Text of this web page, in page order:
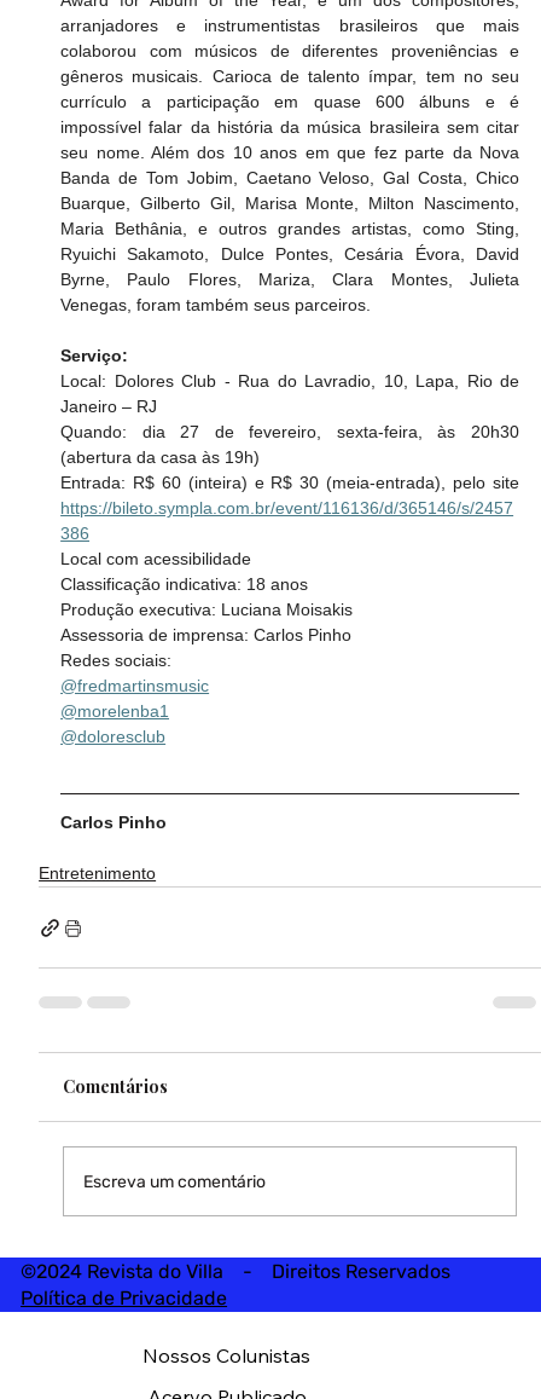
arranjadores e instrumentistas brasileiros que mais
colaborou com músicos de diferentes proveniências e
gêneros musicais. Carioca de talento ímpar, tem no seu
currículo a participação em quase 600 álbuns e é
impossível falar da história da música brasileira sem citar
seu nome. Além dos 10 anos em que fez parte da Nova
Banda de Tom Jobim, Caetano Veloso, Gal Costa, Chico
Buarque, Gilberto Gil, Marisa Monte, Milton Nascimento,
Maria Bethânia, e outros grandes artistas, como Sting,
Ryuichi Sakamoto, Dulce Pontes, Cesária Évora, David
Byrne, Paulo Flores, Mariza, Clara Montes, Julieta
Venegas, foram também seus parceiros.
Serviço:
Local: Dolores Club - Rua do Lavradio, 10, Lapa, Rio de
Janeiro – RJ
Quando: dia 27 de fevereiro, sexta-feira, às 20h30
(abertura da casa às 19h)
https://bileto.sympla.com.br/event/116136/d/365146/s/2457
386
Local com acessibilidade
Classificação indicativa: 18 anos
Produção executiva: Luciana Moisakis
Assessoria de imprensa: Carlos Pinho
Redes sociais:
@fredmartinsmusic
@morelenba1
@doloresclub
Carlos Pinho
Entretenimento
Comentários
Escreva um comentário
©2024 Revista do Villa - Direitos Reservados
Política de Privacidade
Nossos Colunistas